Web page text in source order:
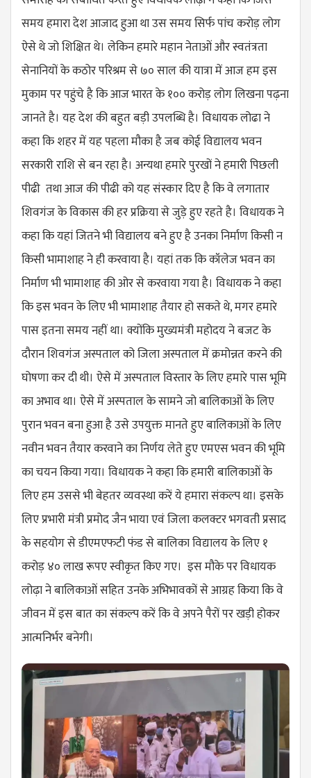
समय हमारा देश आजाद हुआ था उस समय सिर्फ पांच करोड़ लोग
ऐसे थे जो शिक्षित थे। लेकिन हमारे महान नेताओं और स्वतंत्रता
सेनानियों के कठोर परिश्रम से ७० साल की यात्रा में आज हम इस
मुकाम पर पहुंचे है कि आज भारत के १०० करोड़ लोग लिखना पढ़ना
जानते है। यह देश की बहुत बड़ी उपलब्धि है। विधायक लोढा ने
कहा कि शहर में यह पहला मौका है जब कोई विद्यालय भवन
सरकारी राशि से बन रहा है। अन्यथा हमारे पुरखों ने हमारी पिछली
पीढी तथा आज की पीढी को यह संस्कार दिए है कि वे लगातार
शिवगंज के विकास की हर प्रक्रिया से जुड़े हुए रहते है। विधायक ने
कहा कि यहां जितने भी विद्यालय बने हुए है उनका निर्माण किसी न
किसी भामाशाह ने ही करवाया है। यहां तक कि कॉलेज भवन का
निर्माण भी भामाशाह की ओर से करवाया गया है। विधायक ने कहा
कि इस भवन के लिए भी भामाशाह तैयार हो सकते थे, मगर हमारे
पास इतना समय नहीं था। क्योंकि मुख्यमंत्री महोदय ने बजट के
दौरान शिवगंज अस्पताल को जिला अस्पताल में क्रमोन्नत करने की
घोषणा कर दी थी। ऐसे में अस्पताल विस्तार के लिए हमारे पास भूमि
का अभाव था। ऐसे में अस्पताल के सामने जो बालिकाओं के लिए
पुरान भवन बना हुआ है उसे उपयुक्त मानते हुए बालिकाओं के लिए
नवीन भवन तैयार करवाने का निर्णय लेते हुए एमएस भवन की भूमि
का चयन किया गया। विधायक ने कहा कि हमारी बालिकाओं के
लिए हम उससे भी बेहतर व्यवस्था करें ये हमारा संकल्प था। इसके
लिए प्रभारी मंत्री प्रमोद जैन भाया एवं जिला कलक्टर भगवती प्रसाद
के सहयोग से डीएमएफटी फंड से बालिका विद्यालय के लिए १
करोड़ ४० लाख रूपए स्वीकृत किए गए। इस मौके पर विधायक
लोढ़ा ने बालिकाओं सहित उनके अभिभावकों से आग्रह किया कि वे
जीवन में इस बात का संकल्प करें कि वे अपने पैरों पर खड़ी होकर
आत्मनिर्भर बनेगी।